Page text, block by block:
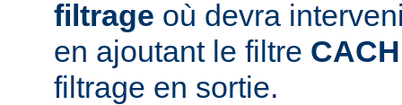
filtrage où devra
en ajoutant le filtre
filtrage en sortie.